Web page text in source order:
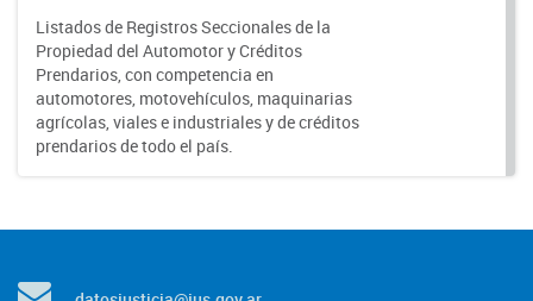
Listados de Registros Seccionales de la
Propiedad del Automotor y Créditos
Prendarios, con competencia en
automotores, motovehículos, maquinarias
agrícolas, viales e industriales y de créditos
prendarios de todo el país.